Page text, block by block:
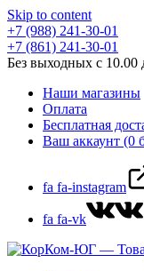
Skip to content
+7 (988) 241-30-01
+7 (861) 241-30-01
Без выходных с 10.00
Наши магазины
Оплата
Бесплатная
Ваш аккаунт (0
fa fa-instagram
fa fa-vk